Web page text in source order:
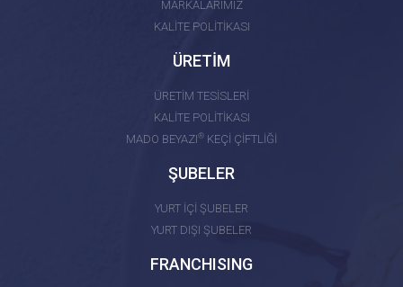
MARKALARIMIZ
KALİTE POLİTİKASI
ÜRETİM
ÜRETİM TESİSLERİ
KALİTE POLİTİKASI
MADO BEYAZI® KEÇİ ÇİFTLİĞİ
ŞUBELER
YURT İÇİ ŞUBELER
YURT DIŞI ŞUBELER
FRANCHISING